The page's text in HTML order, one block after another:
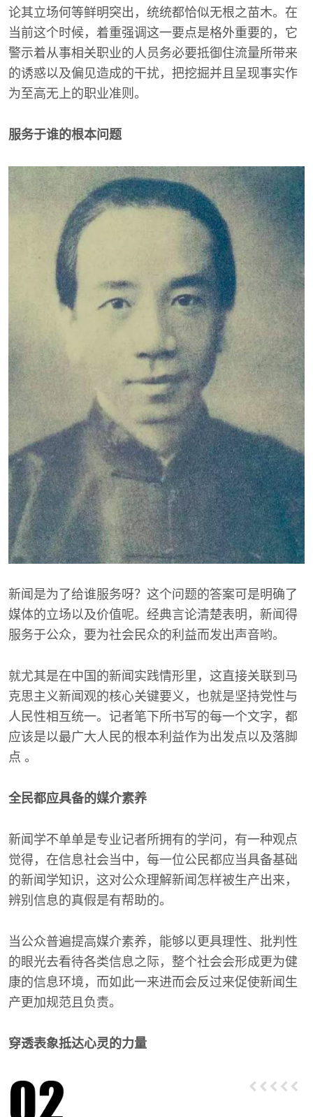
论其立场何等鲜明突出，统统都恰似无根之苗木。在
当前这个时候，着重强调这一要点是格外重要的，它
警示着从事相关职业的人员务必要抵御住流量所带来
的诱惑以及偏见造成的干扰，把挖掘并且呈现事实作
为至高无上的职业准则。
服务于谁的根本问题
新闻是为了给谁服务呀？这个问题的答案可是明确了
媒体的立场以及价值呢。经典言论清楚表明，新闻得
服务于公众，要为社会民众的利益而发出声音哟。
就尤其是在中国的新闻实践情形里，这直接关联到马
克思主义新闻观的核心关键要义，也就是坚持党性与
人民性相互统一。记者笔下所书写的每一个文字，都
应该是以最广大人民的根本利益作为出发点以及落脚
点 。
全民都应具备的媒介素养
新闻学不单单是专业记者所拥有的学问，有一种观点
觉得，在信息社会当中，每一位公民都应当具备基础
的新闻学知识，这对公众理解新闻怎样被生产出来，
辨别信息的真假是有帮助的。
当公众普遍提高媒介素养，能够以更具理性、批判性
的眼光去看待各类信息之际，整个社会会形成更为健
康的信息环境，而如此一来进而会反过来促使新闻生
产更加规范且负责。
穿透表象抵达心灵的力量